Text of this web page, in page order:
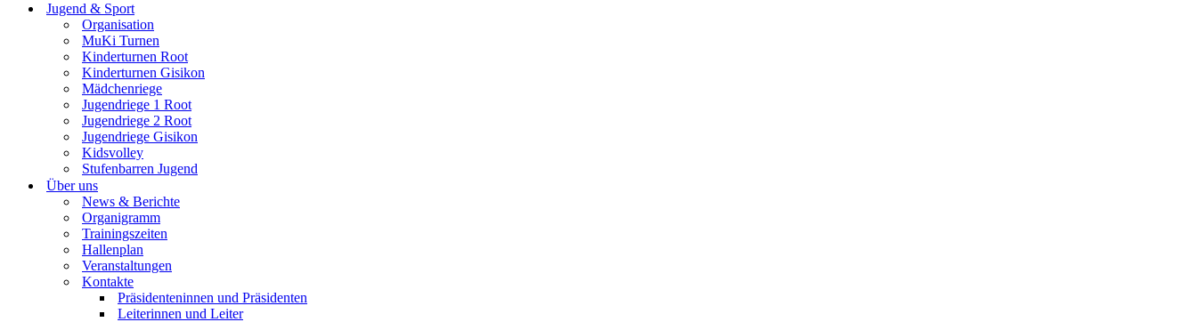
Jugend & Sport
Organisation
MuKi Turnen
Kinderturnen Root
Kinderturnen Gisikon
Mädchenriege
Jugendriege 1 Root
Jugendriege 2 Root
Jugendriege Gisikon
Kidsvolley
Stufenbarren Jugend
Über uns
News & Berichte
Organigramm
Trainingszeiten
Hallenplan
Veranstaltungen
Kontakte
Präsidenteninnen und Präsidenten
Leiterinnen und Leiter